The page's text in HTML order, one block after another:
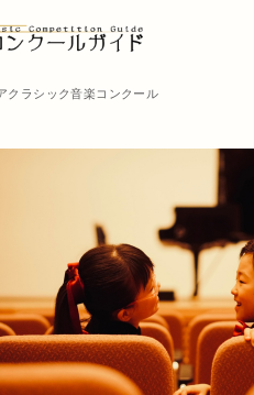
クラシック音楽コンクール